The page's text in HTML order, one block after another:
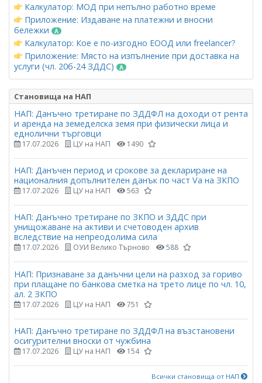
Калкулатор: МОД при непълно работно време
Приложение: Издаване на платежни и вносни
бележки
Калкулатор: Кое е по-изгодно ЕООД или freelancer?
Приложение: Място на изпълнение при доставка на
услуги (чл. 20б-24 ЗДДС)
Становища на НАП
НАП: Данъчно третиране по ЗДДФЛ на доходи от рента
и аренда на земеделска земя при физически лица и
еднолични търговци
17.07.2026 ЦУ на НАП 1490
НАП: Данъчен период и срокове за деклариране на
националния допълнителен данък по част Vа на ЗКПО
17.07.2026 ЦУ на НАП 563
НАП: Данъчно третиране по ЗКПО и ЗДДС при
унищожаване на активи и счетоводен архив
вследствие на непреодолима сила
17.07.2026 ОУИ Велико Търново 588
НАП: Признаване за данъчни цели на разход за гориво
при плащане по банкова сметка на трето лице по чл. 10,
ал. 2 ЗКПО
17.07.2026 ЦУ на НАП 751
НАП: Данъчно третиране по ЗДДФЛ на възстановени
осигурителни вноски от чужбина
17.07.2026 ЦУ на НАП 154
Всички становища от НАП